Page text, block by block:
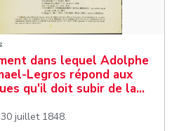
dans lequel Adolphe
Legros répond aux
qu'il doit subir de la…
30 juillet 1848.